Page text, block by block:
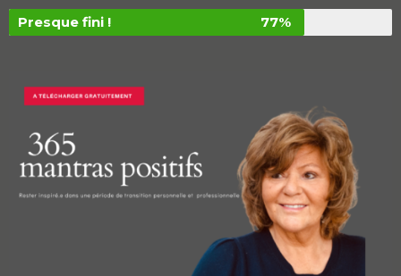
Presque fini ! 77%